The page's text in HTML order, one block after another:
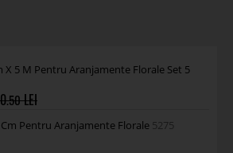
X 5 M Pentru Aranjamente Florale Set 5
.50
Pentru Aranjamente Florale 5275